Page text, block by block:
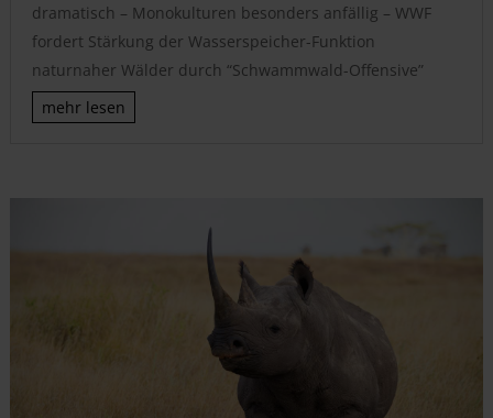
dramatisch – Monokulturen besonders anfällig – WWF
fordert Stärkung der Wasserspeicher-Funktion
naturnaher Wälder durch “Schwammwald-Offensive”
mehr lesen